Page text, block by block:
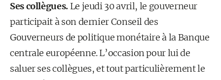
Ses collègues.Le jeudi 30 avril, le gouverneur
participait à son dernier Conseil des
Gouverneurs de politique monétaire à la Banque
centrale européenne. L’occasion pour lui de
saluer ses collègues, et tout particulièrement le